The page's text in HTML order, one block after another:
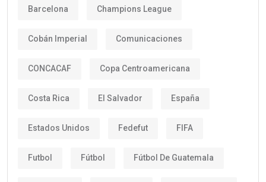
Barcelona Champions League
Cobán Imperial Comunicaciones
CONCACAF Copa Centroamericana
Costa Rica El Salvador España
Estados Unidos Fedefut FIFA
Futbol Fútbol Fútbol De Guatemala